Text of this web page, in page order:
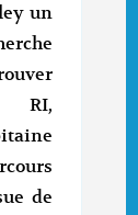
un
RI,
de